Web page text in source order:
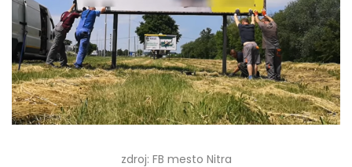
zdroj: FB mesto Nitra